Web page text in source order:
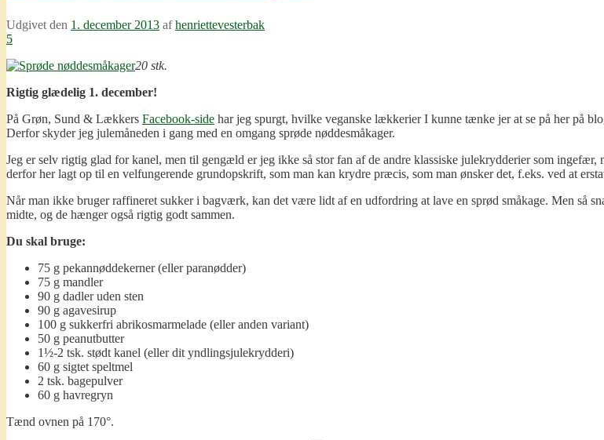
Udgivet den 1. december 2013 afhenriettevesterbak
5
20 stk.
Rigtig glædelig 1. december!
På Grøn, Sund & Lækkers Facebook-side har jeg spurgt, hvilke veganske lækkerier I kunne tænke jer at se på her på
Derfor skyder jeg julemåneden i gang med en omgang sprøde nøddesmåkager.
Jeg er selv rigtig glad for kanel, men til gengæld er jeg ikke så stor fan af de andre klassiske julekrydderier som ingefær,
derfor her lagt op til en velfungerende grundopskrift, som man kan krydre præcis, som man ønsker det, f.eks. ved at
Når man ikke bruger raffineret sukker i bagværk, kan det være lidt af en udfordring at lave en sprød småkage. Men så
midte, og de hænger også rigtig godt sammen.
Du skal bruge:
75 g pekannøddekerner (eller paranødder)
75 g mandler
90 g dadler uden sten
90 g agavesirup
100 g sukkerfri abrikosmarmelade (eller anden variant)
50 g peanutbutter
1½-2 tsk. stødt kanel (eller dit yndlingsjulekrydderi)
60 g sigtet speltmel
2 tsk. bagepulver
60 g havregryn
Tænd ovnen på 170°.